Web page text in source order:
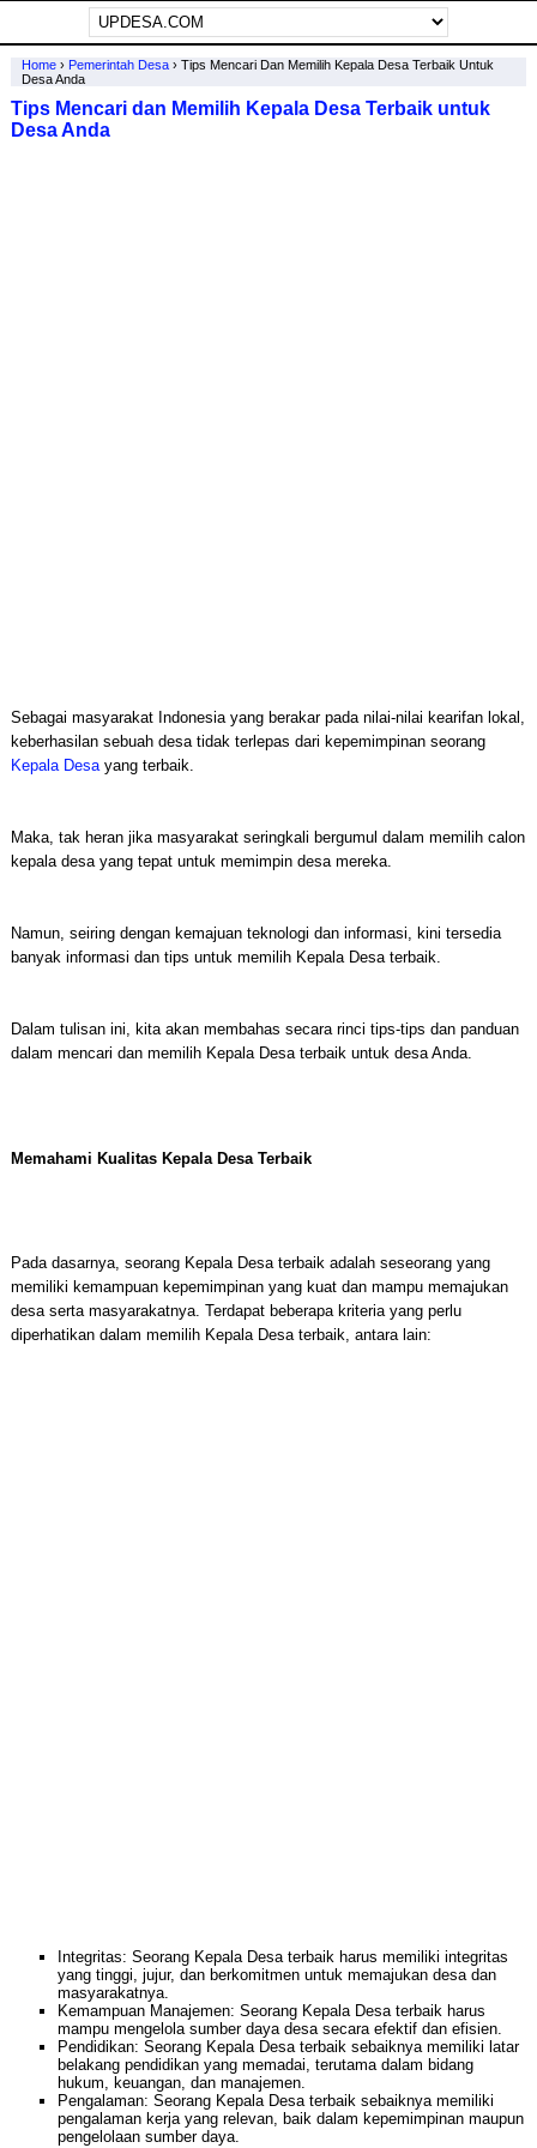
Home› Pemerintah Desa› Tips Mencari Dan Memilih Kepala Desa Terbaik Untuk
Desa Anda
Tips Mencari dan Memilih Kepala Desa Terbaik untuk
Desa Anda
Sebagai masyarakat Indonesia yang berakar pada nilai-nilai kearifan lokal,
keberhasilan sebuah desa tidak terlepas dari kepemimpinan seorang
Kepala Desayang terbaik.
Maka, tak heran jika masyarakat seringkali bergumul dalam memilih calon
kepala desa yang tepat untuk memimpin desa mereka.
Namun, seiring dengan kemajuan teknologi dan informasi, kini tersedia
banyak informasi dan tips untuk memilih Kepala Desa terbaik.
Dalam tulisan ini, kita akan membahas secara rinci tips-tips dan panduan
dalam mencari dan memilih Kepala Desa terbaik untuk desa Anda.
Memahami Kualitas Kepala Desa Terbaik
Pada dasarnya, seorang Kepala Desa terbaik adalah seseorang yang
memiliki kemampuan kepemimpinan yang kuat dan mampu memajukan
desa serta masyarakatnya. Terdapat beberapa kriteria yang perlu
diperhatikan dalam memilih Kepala Desa terbaik, antara lain:
Integritas: Seorang Kepala Desa terbaik harus memiliki integritas
yang tinggi, jujur, dan berkomitmen untuk memajukan desa dan
masyarakatnya.
Kemampuan Manajemen: Seorang Kepala Desa terbaik harus
mampu mengelola sumber daya desa secara efektif dan efisien.
Pendidikan: Seorang Kepala Desa terbaik sebaiknya memiliki latar
belakang pendidikan yang memadai, terutama dalam bidang
hukum, keuangan, dan manajemen.
Pengalaman: Seorang Kepala Desa terbaik sebaiknya memiliki
pengalaman kerja yang relevan, baik dalam kepemimpinan maupun
pengelolaan sumber daya.